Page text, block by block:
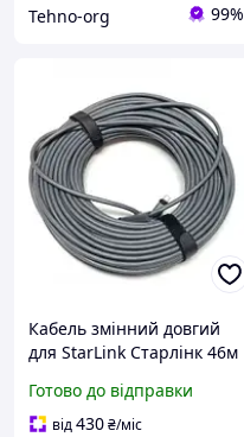
Tehno-org 99%
Кабель змінний довгий
для StarLink Старлінк 46м
2Gen (strkab_46)
Готово до відправки
від430₴/міс